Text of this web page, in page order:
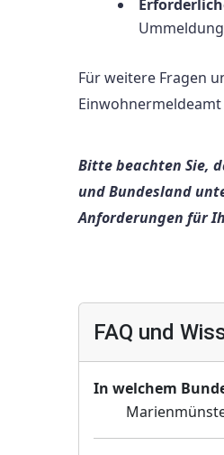
Für weitere Fragen
Bitte beachten Sie,
und Bundesland
Anforderungen für
FAQ und
In welchem